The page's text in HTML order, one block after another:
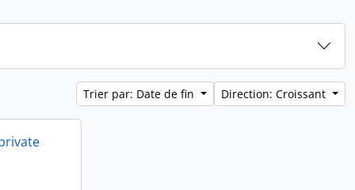
Trier par: Date de fin Direction: Croissant